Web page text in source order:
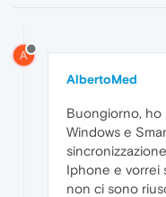
A
AlbertoMed
Buongiorno, ho
Windows e
Iphone e vorrei
non ci sono